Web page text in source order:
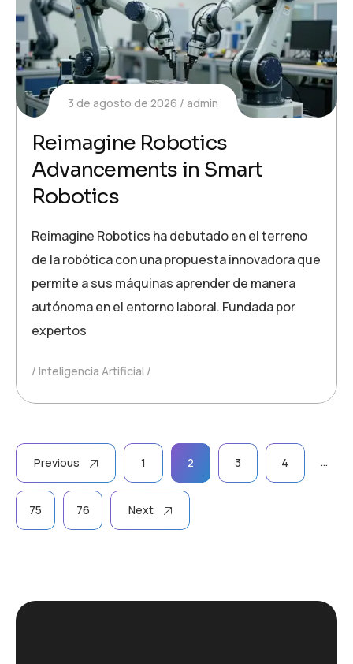
3 de agosto de 2026 admin
Reimagine Robotics
Advancements in Smart
Robotics
Reimagine Robotics ha debutado en el terreno
de la robótica con una propuesta innovadora que
permite a sus máquinas aprender de manera
autónoma en el entorno laboral. Fundada por
expertos
Inteligencia Artificial
Previous 1 2 3 4 …
75 76 Next